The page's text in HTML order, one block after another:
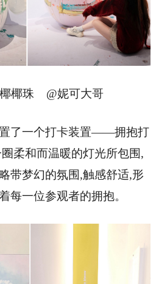
椰珠 @妮可大哥
了一个打卡装置——拥抱打
柔和而温暖的灯光所包围,
带梦幻的氛围,触感舒适,形
每一位参观者的拥抱。